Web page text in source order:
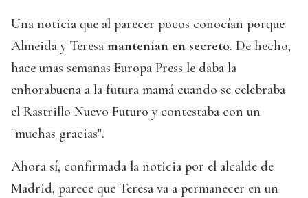
Una noticia que al parecer pocos conocían porque
Almeida y Teresa mantenían en secreto. De hecho,
hace unas semanas Europa Press le daba la
enhorabuena a la futura mamá cuando se celebraba
el Rastrillo Nuevo Futuro y contestaba con un
"muchas gracias".
Ahora sí, confirmada la noticia por el alcalde de
Madrid, parece que Teresa va a permanecer en un